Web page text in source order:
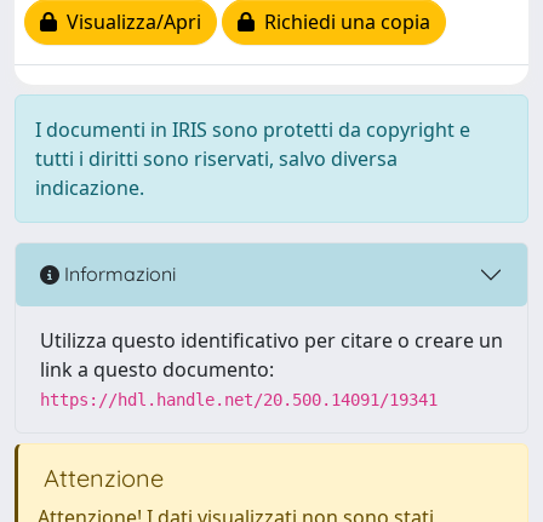
Visualizza/Apri
Richiedi una copia
I documenti in IRIS sono protetti da copyright e
tutti i diritti sono riservati, salvo diversa
indicazione.
Informazioni
Utilizza questo identificativo per citare o creare un
link a questo documento:
https://hdl.handle.net/20.500.14091/19341
Attenzione